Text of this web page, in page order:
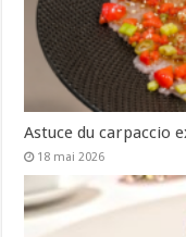
Astuce du carpaccio
18 mai 2026